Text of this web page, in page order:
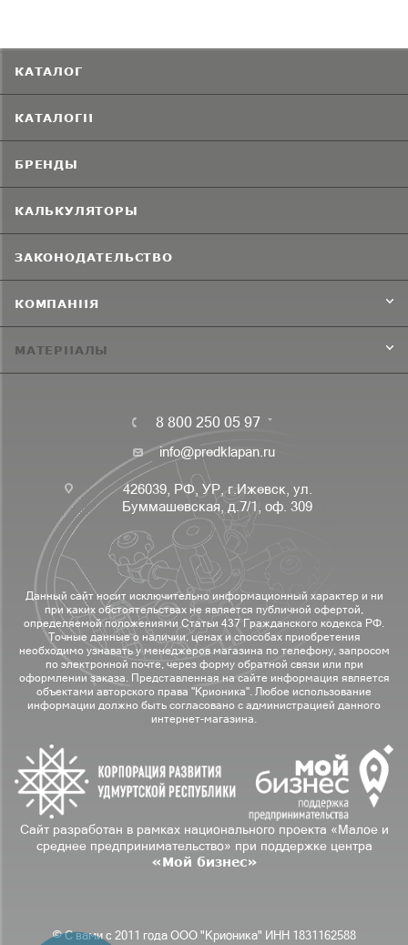
КАТАЛОГ
КАТАЛОГИ
БРЕНДЫ
КАЛЬКУЛЯТОРЫ
ЗАКОНОДАТЕЛЬСТВО
КОМПАНИЯ
МАТЕРИАЛЫ
8 800 250 05 97
info@predklapan.ru
426039, РФ, УР, г.Ижевск, ул.
Буммашевская, д.7/1, оф. 309
Данный сайт носит исключительно информационный характер и ни
при каких обстоятельствах не является публичной офертой,
определяемой положениями Статьи 437 Гражданского кодекса РФ.
Точные данные о наличии, ценах и способах приобретения
необходимо узнавать у менеджеров магазина по телефону, запросом
по электронной почте, через форму обратной связи или при
оформлении заказа. Представленная на сайте информация является
объектами авторского права "Крионика". Любое использование
информации должно быть согласовано с администрацией данного
интернет-магазина.
Сайт разработан в рамках национального проекта «Малое и
среднее предпринимательство» при поддержке центра
«Мой бизнес»
© С вами с 2011 года ООО "Крионика" ИНН 1831162588